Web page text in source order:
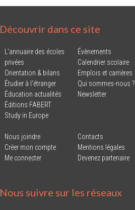
Découvrir dans ce site
L'annuaire des écoles
privées
Orientation & bilans
Étudier à l'étranger
Éducation actualités
Éditions FABERT
Study in Europe
Évènements
Calendrier scolaire
Emplois et carrières
Qui sommes-nous ?
Newsletter
Nous joindre
Créer mon compte
Me connecter
Contacts
Mentions légales
Devenez partenaire
Nous suivre sur les réseaux